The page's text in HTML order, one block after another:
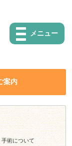
メニュー
案内
手術について